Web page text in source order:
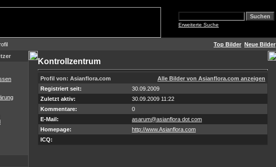
Erweiterte Suche
Top Bilder Neue Bilder
Kontrollzentrum
Profil von: Asianflora.com
Alle Bilder von Asianflora.com anzeigen
Registriert seit:
30.09.2009
Zuletzt aktiv:
30.09.2009 11:22
Kommentare:
0
E-Mail:
asarum@asianflora dot com
Homepage:
http://www.Asianflora.com
ICQ: